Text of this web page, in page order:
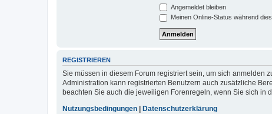
Angemeldet bleiben
Meinen Online-Status während
REGISTRIEREN
Sie müssen in diesem Forum registriert sein, um sich anmelden
Administration kann registrierten Benutzern auch zusätzliche
beachten Sie auch die jeweiligen Forenregeln, wenn Sie sich in
Nutzungsbedingungen
Datenschutzerklärung